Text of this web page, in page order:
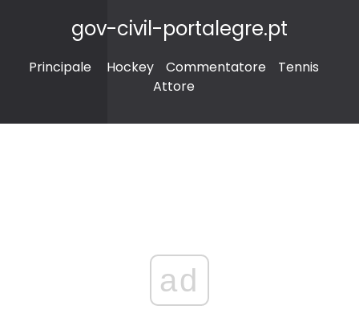
gov-civil-portalegre.pt
Principale Hockey Commentatore
Tennis
Attore
ad